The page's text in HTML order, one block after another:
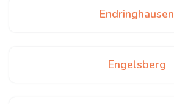
Endringhausen
Engelsberg